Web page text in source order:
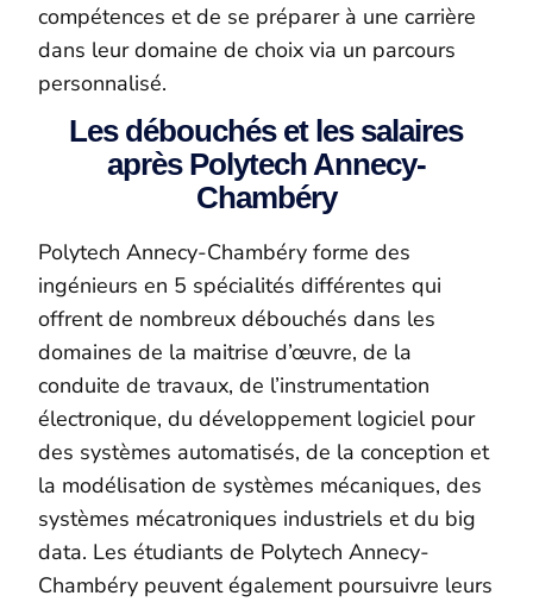
compétences et de se préparer à une carrière
dans leur domaine de choix via un parcours
personnalisé.
Les débouchés et les salaires
après Polytech Annecy-
Chambéry
Polytech Annecy-Chambéry forme des
ingénieurs en 5 spécialités différentes qui
offrent de nombreux débouchés dans les
domaines de la maitrise d’œuvre, de la
conduite de travaux, de l’instrumentation
électronique, du développement logiciel pour
des systèmes automatisés, de la conception et
la modélisation de systèmes mécaniques, des
systèmes mécatroniques industriels et du big
data. Les étudiants de Polytech Annecy-
Chambéry peuvent également poursuivre leurs